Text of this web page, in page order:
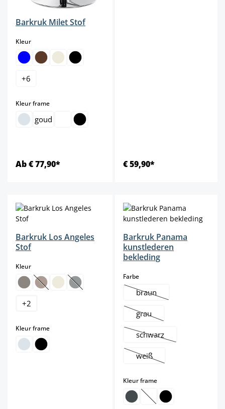
Barkruk Milet Stof
Kleurselect
+6
Kleur frameselect
goud
Ab € 77,90* € 59,90*
Barkruk Los Angeles
Stof
Kleurselect
(Deze optie is momenteel niet beschikbaar.)
(Deze optie is momenteel niet beschikbaar.)
+2
Kleur frameselect
Barkruk Panama
kunstlederen
bekleding
Farbeselect
braun
(Deze optie is momenteel
grau
(Deze optie is momenteel
schwarz
(Deze optie is
weiß
(Deze optie is momenteel
Kleur frameselect
(Deze optie is